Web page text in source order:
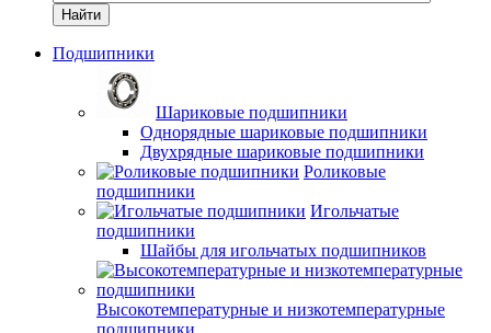
Найти
Подшипники
Шариковые подшипники
Однорядные шариковые подшипники
Двухрядные шариковые подшипники
Роликовые
подшипники
Игольчатые
подшипники
Шайбы для игольчатых подшипников
Высокотемпературные и низкотемпературные
подшипники